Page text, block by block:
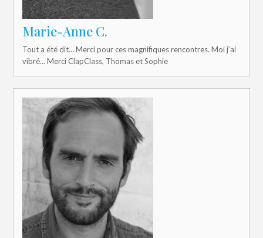
Marie-Anne C.
Tout a été dit… Merci pour ces magnifiques rencontres. Moi j’ai
vibré… Merci ClapClass, Thomas et Sophie